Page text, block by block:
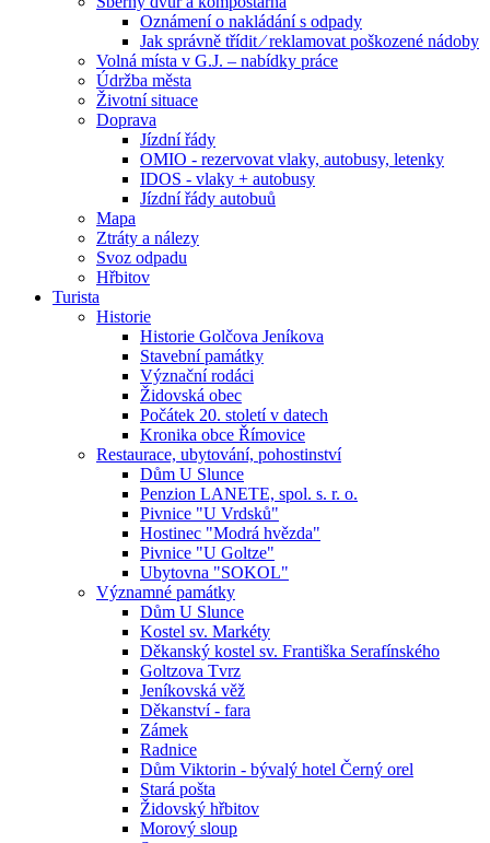
Oznámení o nakládání s odpady
Jak správně třídit ⁄ reklamovat poškozené nádoby
Volná místa v G.J. – nabídky práce
Údržba města
Životní situace
Doprava
Jízdní řády
OMIO - rezervovat vlaky, autobusy, letenky
IDOS - vlaky + autobusy
Jízdní řády autobuů
Mapa
Ztráty a nálezy
Svoz odpadu
Hřbitov
Turista
Historie
Historie Golčova Jeníkova
Stavební památky
Význační rodáci
Židovská obec
Počátek 20. století v datech
Kronika obce Římovice
Restaurace, ubytování, pohostinství
Dům U Slunce
Penzion LANETE, spol. s. r. o.
Pivnice "U Vrdsků"
Hostinec "Modrá hvězda"
Pivnice "U Goltze"
Ubytovna "SOKOL"
Významné památky
Dům U Slunce
Kostel sv. Markéty
Děkanský kostel sv. Františka Serafínského
Goltzova Tvrz
Jeníkovská věž
Děkanství - fara
Zámek
Radnice
Dům Viktorin - bývalý hotel Černý orel
Stará pošta
Židovský hřbitov
Morový sloup